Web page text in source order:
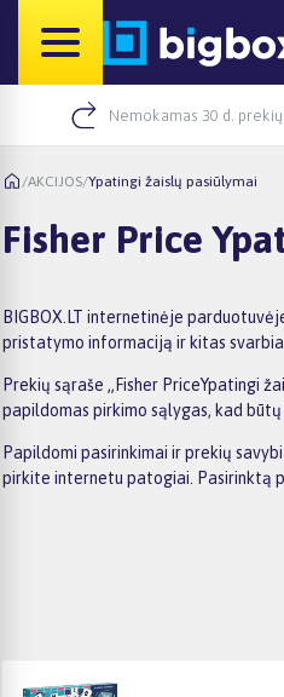
Nemokamas 30 d.
/AKCIJOS/Ypatingi žaislų pasiūlymai
Fisher Price
BIGBOX.LT internetinėje
pristatymo informaciją ir kitas
Prekių sąraše „Fisher PriceYpatingi
papildomas pirkimo sąlygas, kad
Papildomi pasirinkimai ir prekių
pirkite internetu patogiai. Pasirinktą